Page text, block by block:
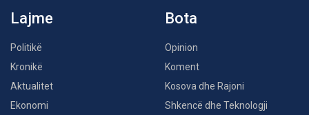
Lajme
Politikë
Kronikë
Aktualitet
Ekonomi
Bota
Opinion
Koment
Kosova dhe Rajoni
Shkencë dhe Teknologji